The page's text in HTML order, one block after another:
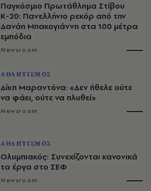
Παγκόσμιο Πρωτάθλημα Στίβου
Κ-20: Πανελλήνιο ρεκόρ από την
Δανάη Μπακογιάννη στα 100 μέτρα
εμπόδια
Newsroom
ΑΘΛΗΤΙΣΜΟΣ
Δίκη Μαραντόνα: «Δεν ήθελε ούτε
να φάει, ούτε να πλυθεί»
Newsroom
ΑΘΛΗΤΙΣΜΟΣ
Ολυμπιακός: Συνεχίζονται κανονικά
τα έργα στο ΣΕΦ
Newsroom